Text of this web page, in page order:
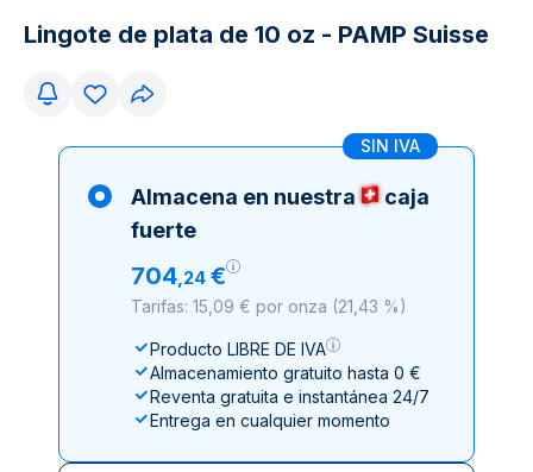
Lingote de plata de 10 oz - PAMP Suisse
SIN IVA
Almacena en nuestra
caja
fuerte
704,24 €
Tarifas: 15,09 € por onza (21,43 %)
Producto LIBRE DE IVA
Almacenamiento gratuito hasta 0 €
Reventa gratuita e instantánea 24/7
Entrega en cualquier momento